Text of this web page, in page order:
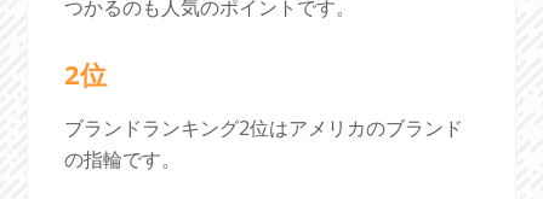
つかるのも人気のポイントです。
2位
ブランドランキング2位はアメリカのブランド
の指輪です。